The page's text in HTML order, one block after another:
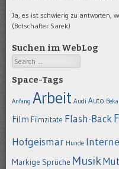
Ja, es ist schwierig zu antworten,
(Botschafter Sarek)
Suchen im WebLog
Search
Space-Tags
Anfang Arbeit Audi Auto
Film Filmzitate Flash-Back
Hofgeismar Hunde
Markige Sprüche Musik